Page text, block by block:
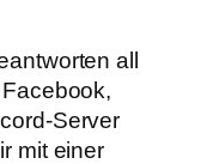
all
Server
mit einer